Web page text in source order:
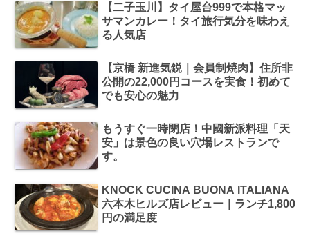
【二子玉川】タイ屋台999で本格マッ
サマンカレー！タイ旅行気分を味わえ
る人気店
【京橋 新進気鋭｜会員制焼肉】住所非
公開の22,000円コースを実食！初めて
でも安心の魅力
もうすぐ一時閉店！中國新派料理「天
安」は景色の良い穴場レストランで
す。
KNOCK CUCINA BUONA ITALIANA
六本木ヒルズ店レビュー｜ランチ1,800
円の満足度